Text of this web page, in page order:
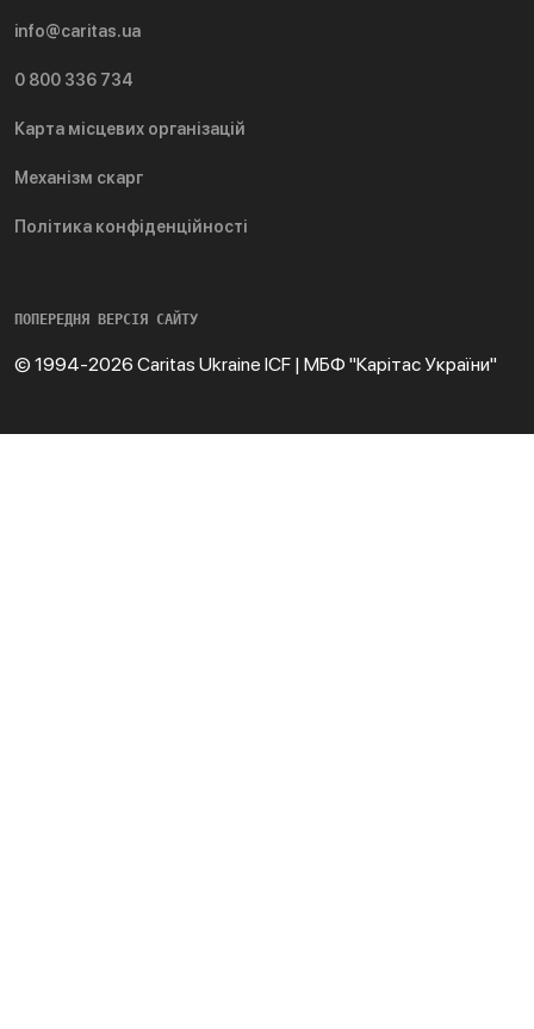
info@caritas.ua
0 800 336 734
Карта місцевих організацій
Механізм скарг
Політика конфіденційності
ПОПЕРЕДНЯ ВЕРСІЯ САЙТУ
© 1994-2026 Caritas Ukraine ICF | МБФ "Карітас України"